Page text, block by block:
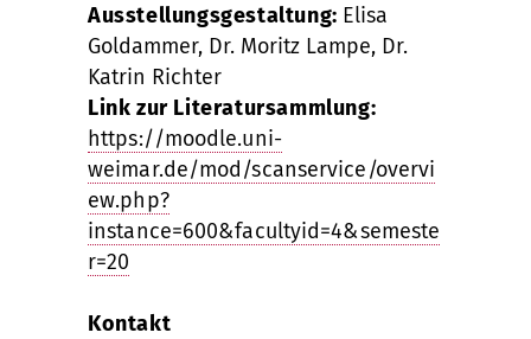
Ausstellungsgestaltung: Elisa
Goldammer, Dr. Moritz Lampe, Dr.
Katrin Richter
Link zur Literatursammlung:
https://moodle.uni-
weimar.de/mod/scanservice/overvi
ew.php?
instance=600&facultyid=4&semeste
r=20
Kontakt